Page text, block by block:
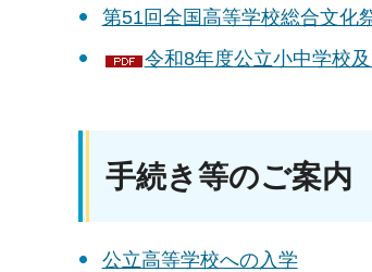
第51回全国高等学校総合文化
令和8年度公立小中学校
手続き等のご案内
公立高等学校への入学